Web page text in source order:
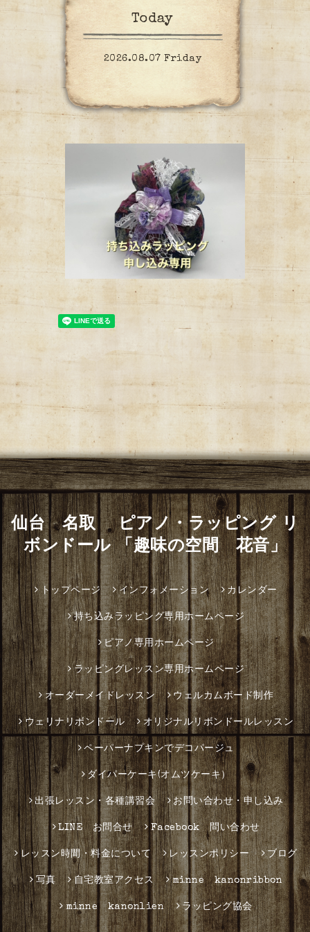
Today
2026.08.07 Friday
仙台 名取 ピアノ・ラッピング リ
ボンドール 「趣味の空間 花音」
トップページ インフォメーション カレンダー
持ち込みラッピング専用ホームページ
ピアノ専用ホームページ
ラッピングレッスン専用ホームページ
オーダーメイドレッスン ウェルカムボード制作
ウェリナリボンドール オリジナルリボンドールレッスン
ペーパーナプキンでデコパージュ
ダイパーケーキ(オムツケーキ）
出張レッスン・各種講習会 お問い合わせ・申し込み
LINE お問合せ Facebook 問い合わせ
レッスン時間・料金について レッスンポリシー ブログ
写真 自宅教室アクセス minne kanonribbon
minne kanonlien ラッピング協会